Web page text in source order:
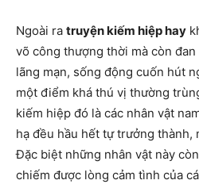
Ngoài ra truyện kiếm hiệp hay
võ công thượng thời mà còn
lãng mạn, sống động cuốn hút
một điểm khá thú vị thường
kiếm hiệp đó là các nhân vật
hạ đều hầu hết tự trưởng thành,
Đặc biệt những nhân vật này
chiếm được lòng cảm tình của